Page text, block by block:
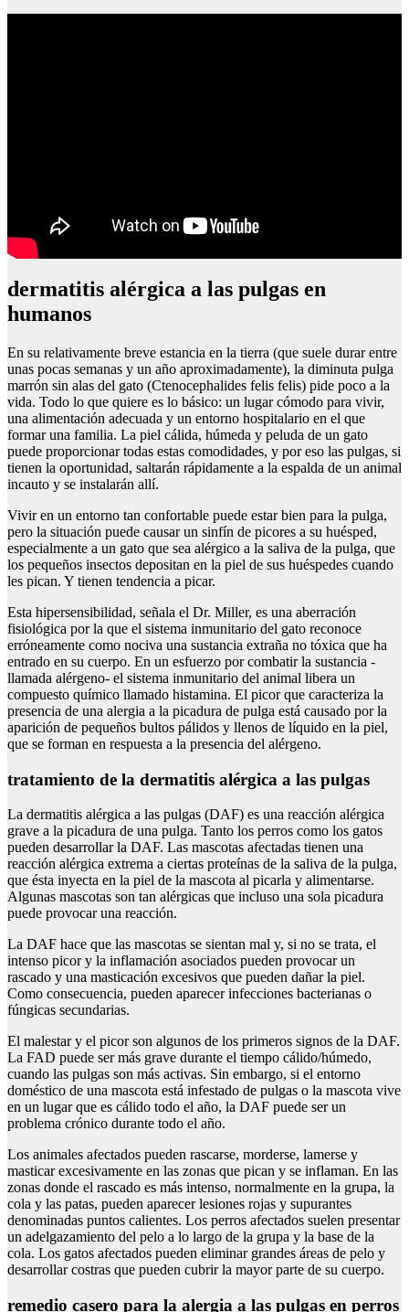
dermatitis alérgica a las pulgas en
humanos
En su relativamente breve estancia en la tierra (que suele durar entre
unas pocas semanas y un año aproximadamente), la diminuta pulga
marrón sin alas del gato (Ctenocephalides felis felis) pide poco a la
vida. Todo lo que quiere es lo básico: un lugar cómodo para vivir,
una alimentación adecuada y un entorno hospitalario en el que
formar una familia. La piel cálida, húmeda y peluda de un gato
puede proporcionar todas estas comodidades, y por eso las pulgas, si
tienen la oportunidad, saltarán rápidamente a la espalda de un animal
incauto y se instalarán allí.
Vivir en un entorno tan confortable puede estar bien para la pulga,
pero la situación puede causar un sinfín de picores a su huésped,
especialmente a un gato que sea alérgico a la saliva de la pulga, que
los pequeños insectos depositan en la piel de sus huéspedes cuando
les pican. Y tienen tendencia a picar.
Esta hipersensibilidad, señala el Dr. Miller, es una aberración
fisiológica por la que el sistema inmunitario del gato reconoce
erróneamente como nociva una sustancia extraña no tóxica que ha
entrado en su cuerpo. En un esfuerzo por combatir la sustancia -
llamada alérgeno- el sistema inmunitario del animal libera un
compuesto químico llamado histamina. El picor que caracteriza la
presencia de una alergia a la picadura de pulga está causado por la
aparición de pequeños bultos pálidos y llenos de líquido en la piel,
que se forman en respuesta a la presencia del alérgeno.
tratamiento de la dermatitis alérgica a las pulgas
La dermatitis alérgica a las pulgas (DAF) es una reacción alérgica
grave a la picadura de una pulga. Tanto los perros como los gatos
pueden desarrollar la DAF. Las mascotas afectadas tienen una
reacción alérgica extrema a ciertas proteínas de la saliva de la pulga,
que ésta inyecta en la piel de la mascota al picarla y alimentarse.
Algunas mascotas son tan alérgicas que incluso una sola picadura
puede provocar una reacción.
La DAF hace que las mascotas se sientan mal y, si no se trata, el
intenso picor y la inflamación asociados pueden provocar un
rascado y una masticación excesivos que pueden dañar la piel.
Como consecuencia, pueden aparecer infecciones bacterianas o
fúngicas secundarias.
El malestar y el picor son algunos de los primeros signos de la DAF.
La FAD puede ser más grave durante el tiempo cálido/húmedo,
cuando las pulgas son más activas. Sin embargo, si el entorno
doméstico de una mascota está infestado de pulgas o la mascota vive
en un lugar que es cálido todo el año, la DAF puede ser un
problema crónico durante todo el año.
Los animales afectados pueden rascarse, morderse, lamerse y
masticar excesivamente en las zonas que pican y se inflaman. En las
zonas donde el rascado es más intenso, normalmente en la grupa, la
cola y las patas, pueden aparecer lesiones rojas y supurantes
denominadas puntos calientes. Los perros afectados suelen presentar
un adelgazamiento del pelo a lo largo de la grupa y la base de la
cola. Los gatos afectados pueden eliminar grandes áreas de pelo y
desarrollar costras que pueden cubrir la mayor parte de su cuerpo.
remedio casero para la alergia a las pulgas en perros